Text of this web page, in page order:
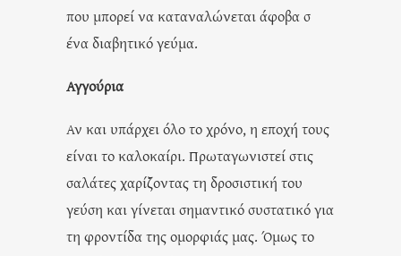
που μπορεί να καταναλώνεται άφοβα σ
ένα διαβητικό γεύμα.
Αγγούρια
Αν και υπάρχει όλο το χρόνο, η εποχή τους
είναι το καλοκαίρι. Πρωταγωνιστεί στις
σαλάτες χαρίζοντας τη δροσιστική του
γεύση και γίνεται σημαντικό συστατικό για
τη φροντίδα της ομορφιάς μας. Όμως το